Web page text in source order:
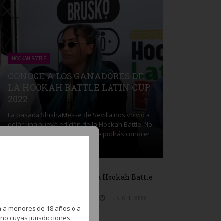
HOOKAH BATTLE
CONOCE A LOS GANADORES DE
LA HOOKAH BATTLE LATIN CUP
2022
La pasada ShishaMesse de Sevilla nos volvió a
dejar una nueva edición de la Hookah Battle. No
te pierdas este vídeo en el que podrás conocer
¡Participa en la Hookah Battle
JUNIO 1, 2022
menores de 18 años o a
cuyas jurisdicciones